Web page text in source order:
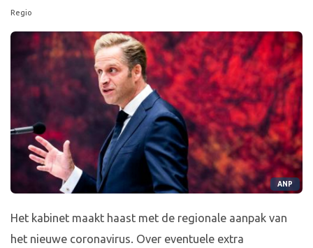
Regio
ANP
Het kabinet maakt haast met de regionale aanpak van
het nieuwe coronavirus. Over eventuele extra